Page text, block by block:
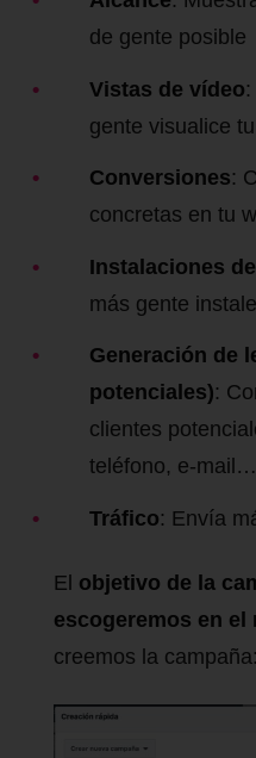
de gente posible
Vistas de vídeo
gente visualice
Conversiones:
concretas en tu
Instalaciones
más gente
Generación de
potenciales):
clientes
teléfono, e-mail…
Tráfico: Envía
El objetivo de la
escogeremos en el
creemos la campaña: